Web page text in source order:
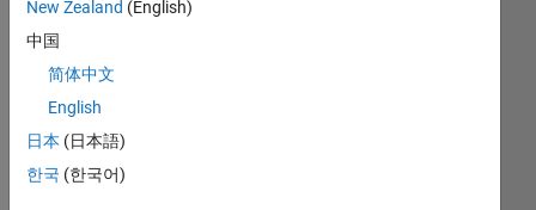
Ca
n I
co
mbi
New Zealand (English)
中国
简体中文
English
日本 (日本語)
한국 (한국어)